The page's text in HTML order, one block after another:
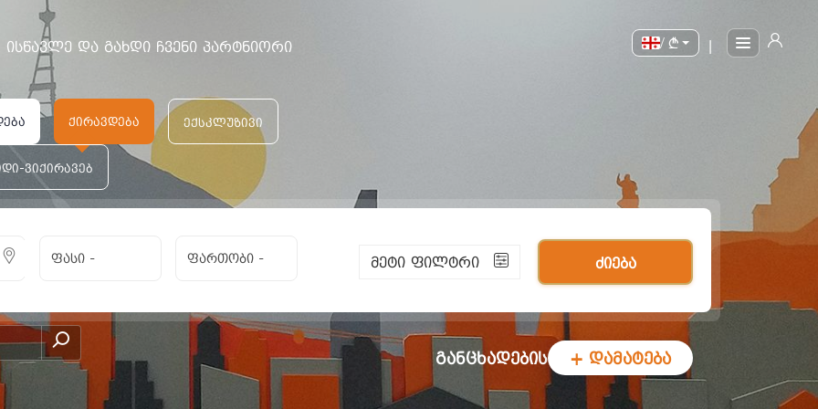
ისწავლე და გახდი ჩვენი პარტნიორი /
ორთაჭალაში
ქირავდება ექსკლუზივი
ვიქირავებ
ფასი - ფართობი - მეტი ფილტრი ძიება
განცხადების + დამატება